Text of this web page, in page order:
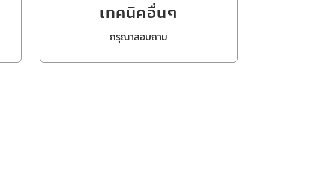
เทคนิคอื่นๆ
กรุณาสอบถาม